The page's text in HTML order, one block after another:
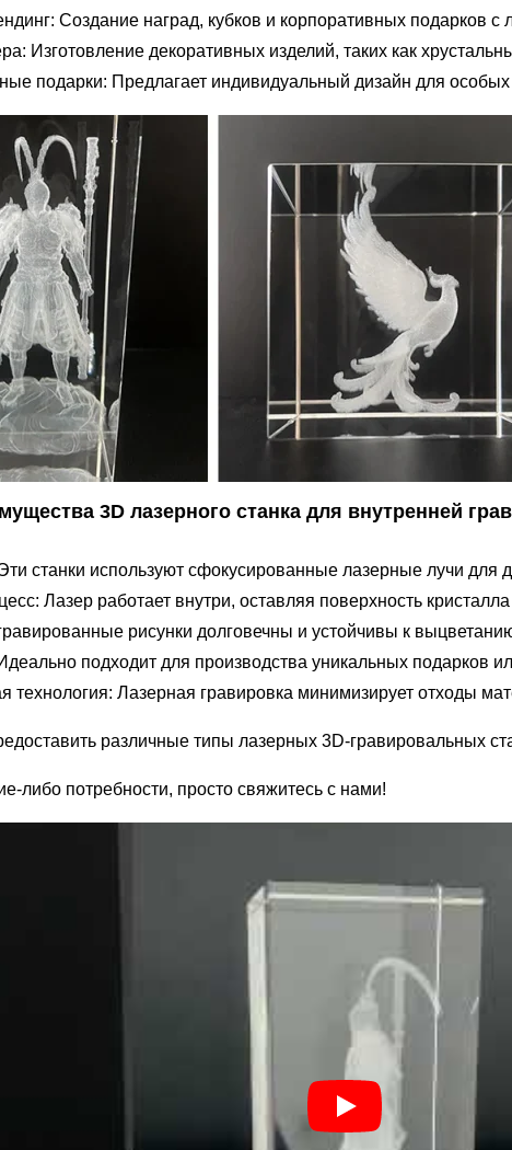
Создание наград, кубков и корпоративных подарков
Изготовление декоративных изделий, таких как
подарки: Предлагает индивидуальный дизайн для
3D лазерного станка для внутренней
станки используют сфокусированные лазерные лучи для
Лазер работает внутри, оставляя поверхность
рисунки долговечны и устойчивы к
подходит для производства уникальных подарков
технология: Лазерная гравировка минимизирует отходы
различные типы лазерных 3D-гравировальных
либо потребности, просто свяжитесь с нами!